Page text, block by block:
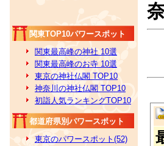
関東TOP10パワースポット
関東最高峰の神社 10選
関東最高峰のお寺 10選
東京の神社仏閣 TOP10
神奈川の神社仏閣 TOP10
初詣人気ランキングTOP10
都道府県別パワースポット
東京のパワースポット(52)